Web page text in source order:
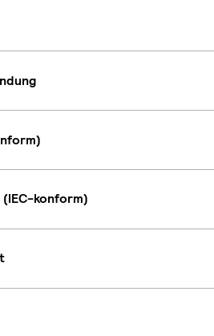
konform)